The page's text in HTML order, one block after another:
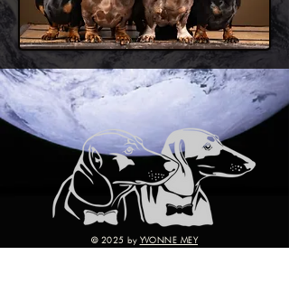
© 2025 by YVONNE MEY